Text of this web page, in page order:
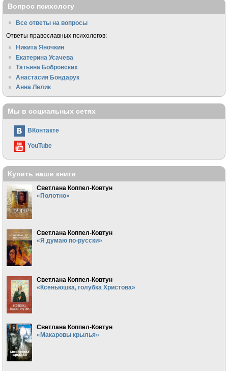
Вопрос психологу
Все ответы на вопросы
Ответы православных психологов:
Никита Яночкин
Екатерина Усачева
Татьяна Бобровских
Анастасия Бондарук
Анна Лелик
Мы в социальных сетях
ВКонтакте
YouTube
Купить наши книги
Светлана Коппел-Ковтун
«Полотно»
Светлана Коппел-Ковтун
«Я думаю по-русски»
Светлана Коппел-Ковтун
«Ксеньюшка, голубка Христова»
Светлана Коппел-Ковтун
«Макаровы крылья»